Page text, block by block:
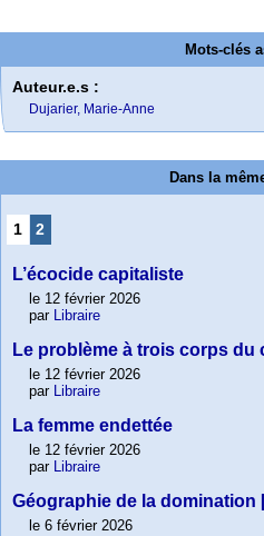
Mots-clés
Auteur.e.s :
Dujarier, Marie-Anne
Dans la
1 2
L’écocide capitaliste
le 12 février 2026
par Libraire
Le problème à trois corps du
le 12 février 2026
par Libraire
La femme endettée
le 12 février 2026
par Libraire
Géographie de la domination
le 6 février 2026